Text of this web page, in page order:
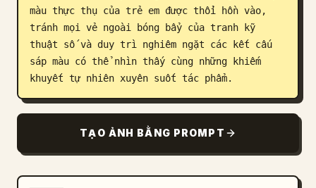
màu thực thụ của trẻ em được thổi hồn vào,
tránh mọi vẻ ngoài bóng bẩy của tranh kỹ
thuật số và duy trì nghiêm ngặt các kết cấu
sáp màu có thể nhìn thấy cùng những khiếm
khuyết tự nhiên xuyên suốt tác phẩm.
TẠO ẢNH BẰNG PROMPT